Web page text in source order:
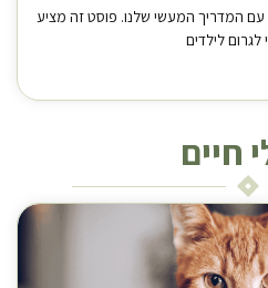
עם המדריך המעשי שלנו. פוסט זה מציע
לגרום לילדים
חיים